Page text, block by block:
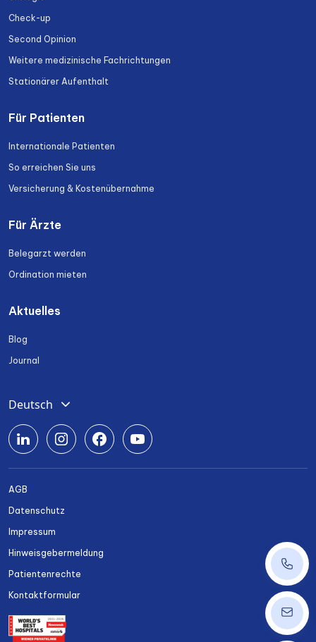
Check-up
Second Opinion
Weitere medizinische Fachrichtungen
Stationärer Aufenthalt
Für Patienten
Internationale Patienten
So erreichen Sie uns
Versicherung & Kostenübernahme
Für Ärzte
Belegarzt werden
Ordination mieten
Aktuelles
Blog
Journal
Deutsch
English
Română
Български
Українська
AGB
Datenschutz
Impressum
Hinweisgebermeldung
Patientenrechte
Kontaktformular
+43